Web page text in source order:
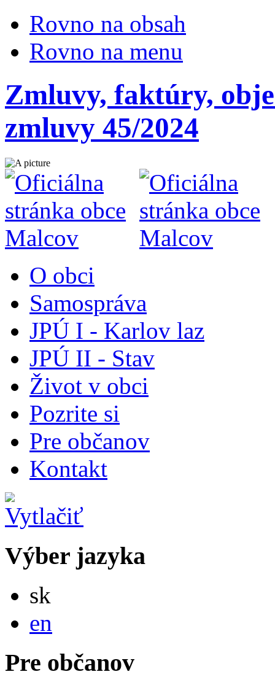
Rovno na obsah
Rovno na menu
Zmluvy, faktúry,
zmluvy 45/2024
O obci
Samospráva
JPÚ I - Karlov laz
JPÚ II - Stav
Život v obci
Pozrite si
Pre občanov
Kontakt
Výber jazyka
sk
en
Pre občanov